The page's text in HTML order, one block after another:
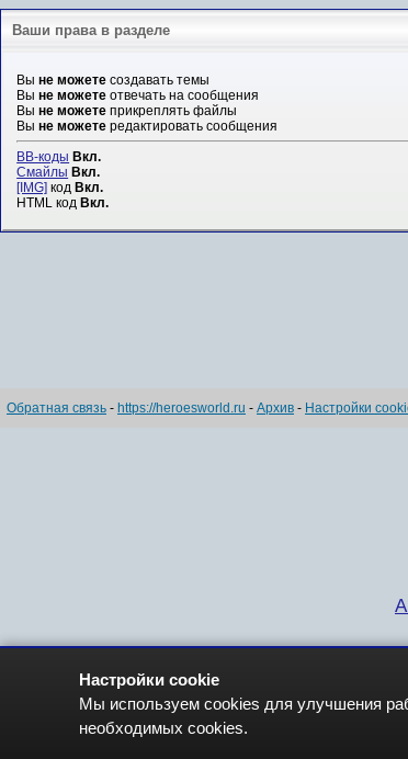
Ваши права в разделе
Выне можете создавать темы
Выне можете отвечать на сообщения
Выне можете прикреплять файлы
Выне можете редактировать сообщения
BB-коды Вкл.
Смайлы Вкл.
[IMG] кодВкл.
HTML кодВкл.
Обратная связь - https://heroesworld.ru - Архив - Настройки
Настройки cookie
Мы используем cookies для улучшения
необходимых cookies.